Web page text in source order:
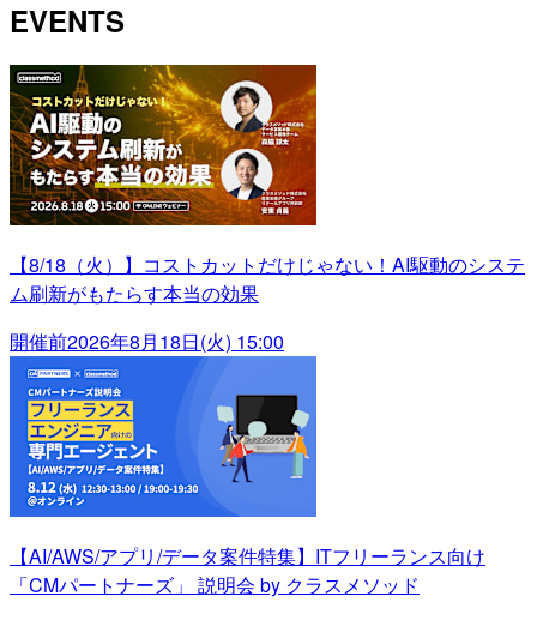
EVENTS
【8/18（火）】コストカットだけじゃない！AI駆動のシステ
ム刷新がもたらす本当の効果
開催前2026年8月18日(火) 15:00
【AI/AWS/アプリ/データ案件特集】ITフリーランス向け
「CMパートナーズ」 説明会 by クラスメソッド